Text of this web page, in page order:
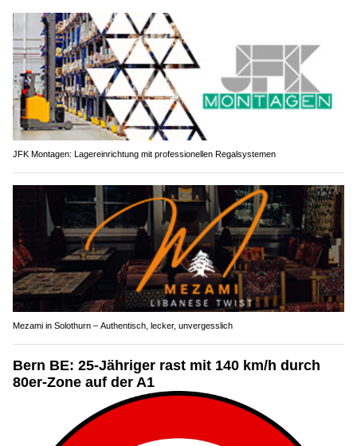
JFK Montagen: Lagereinrichtung mit professionellen Regalsystemen
Mezami in Solothurn – Authentisch, lecker, unvergesslich
Bern BE: 25-Jähriger rast mit 140 km/h durch
80er-Zone auf der A1